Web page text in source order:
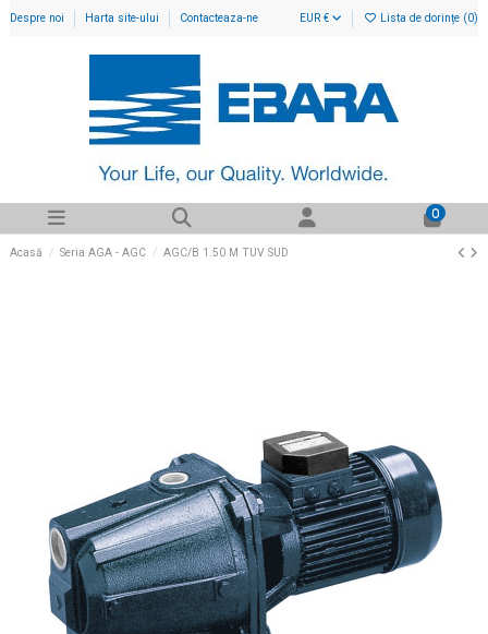
Despre noi Harta site-ului Contacteaza-ne EUR € Lista de dorințe (0)
0
Acasă Seria AGA - AGC AGC/B 1.50 M TUV SUD